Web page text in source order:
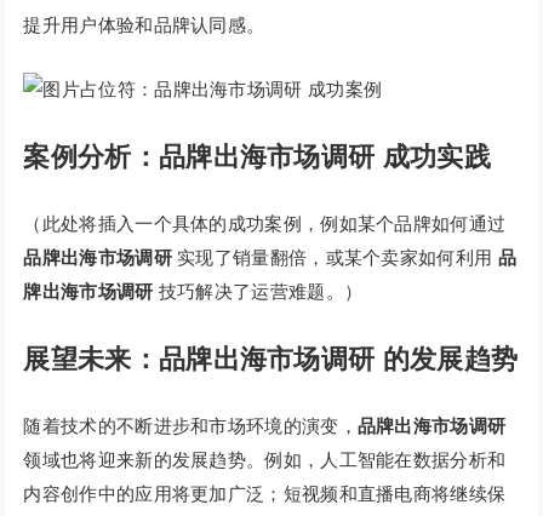
提升用户体验和品牌认同感。
案例分析：品牌出海市场调研 成功实践
（此处将插入一个具体的成功案例，例如某个品牌如何通过
品牌出海市场调研实现了销量翻倍，或某个卖家如何利用 品
牌出海市场调研 技巧解决了运营难题。）
展望未来：品牌出海市场调研 的发展趋势
随着技术的不断进步和市场环境的演变， 品牌出海市场调研
领域也将迎来新的发展趋势。例如，人工智能在数据分析和
内容创作中的应用将更加广泛；短视频和直播电商将继续保